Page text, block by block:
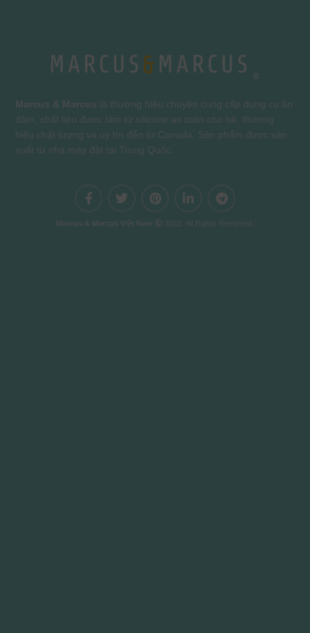
Marcus & Marcus là thương hiệu chuyên cung cấp dụng cụ ăn
dặm, chất liệu được làm từ silicone an toàn cho bé, thương
hiệu chất lượng và uy tín đến từ Canada. Sản phẩm được sản
xuất từ nhà máy đặt tại Trung Quốc.
Marcus & Marcus Việt Nam 2022. All Rights Reserved.